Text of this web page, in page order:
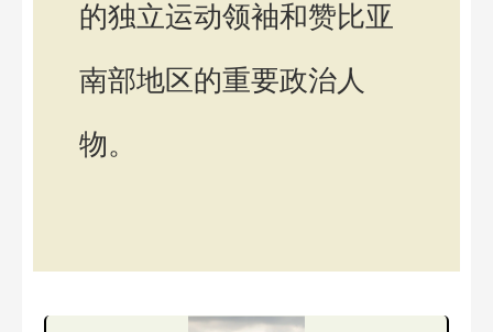
的独立运动领袖和赞比亚
南部地区的重要政治人
物。